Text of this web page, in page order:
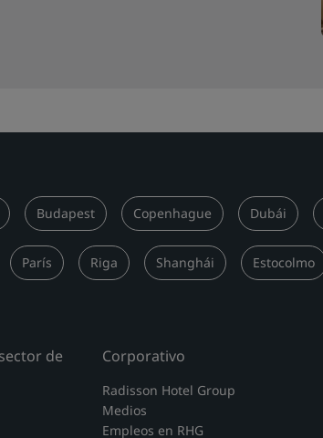
Budapest Copenhague Dubái
París Riga Shanghái Estocolmo
de
Corporativo
Radisson Hotel Group
Medios
Empleos en RHG